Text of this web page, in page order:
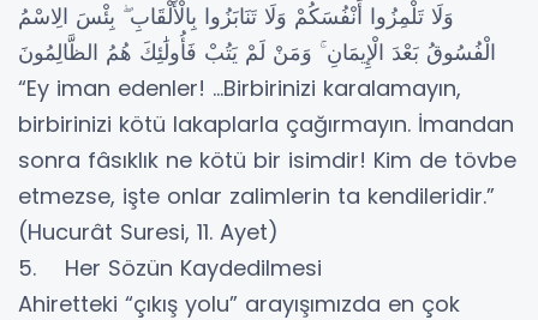
وَلَا تَلْمِزُوا أَنْفُسَكُمْ وَلَا تَنَابَزُوا بِالْأَلْقَابِ ۖ بِئْسَ الِاسْمُ
الْفُسُوقُ بَعْدَ الْإِيمَانِ ۚ وَمَنْ لَمْ يَتُبْ فَأُولَٰئِكَ هُمُ الظَّالِمُونَ
“Ey iman edenler! ...Birbirinizi karalamayın,
birbirinizi kötü lakaplarla çağırmayın. İmandan
sonra fâsıklık ne kötü bir isimdir! Kim de tövbe
etmezse, işte onlar zalimlerin ta kendileridir.”
(Hucurât Suresi, 11. Ayet)
5. Her Sözün Kaydedilmesi
Ahiretteki “çıkış yolu” arayışımızda en çok